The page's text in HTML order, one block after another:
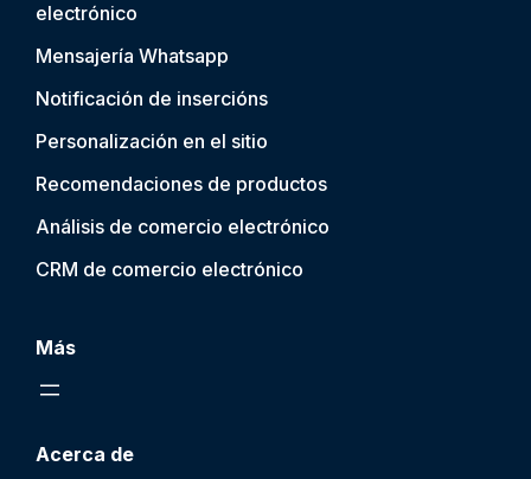
electrónico
Mensajería Whatsapp
Notificación de insercións
Personalización en el sitio
Recomendaciones de productos
Análisis de comercio electrónico
CRM de comercio electrónico
Más
Acerca de